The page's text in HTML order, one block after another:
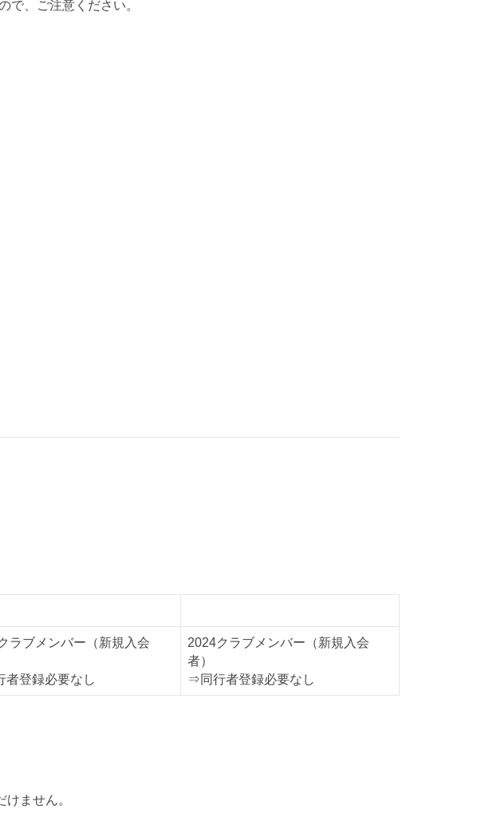
、ご注意ください。
ラブメンバー（新規入会
者登録必要なし
2024クラブメンバー（新規入会
者）
⇒同行者登録必要なし
ません。